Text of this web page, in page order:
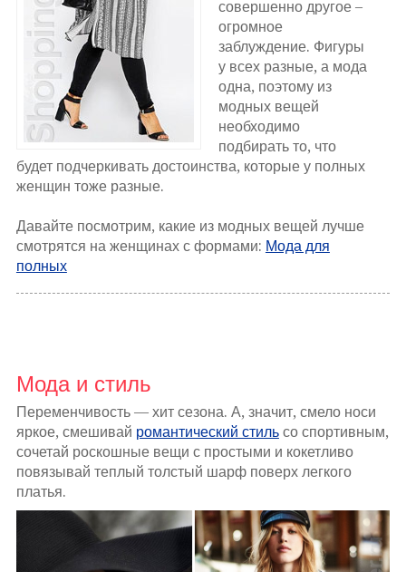
совершенно другое –
огромное
заблуждение. Фигуры
у всех разные, а мода
одна, поэтому из
модных вещей
необходимо
подбирать то, что
будет подчеркивать достоинства, которые у полных
женщин тоже разные.
Давайте посмотрим, какие из модных вещей лучше
смотрятся на женщинах с формами: Мода для
полных
Мода и стиль
Переменчивость — хит сезона. А, значит, смело носи
яркое, смешивай романтический стильсо спортивным,
сочетай роскошные вещи с простыми и кокетливо
повязывай теплый толстый шарф поверх легкого
платья.